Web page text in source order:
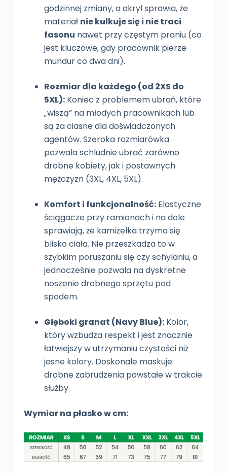
godzinnej zmiany, a akryl sprawia, że
materiał nie kulkuje się i nie traci
fasonu nawet przy częstym praniu (co
jest kluczowe, gdy pracownik pierze
mundur co dwa dni).
Rozmiar dla każdego (od 2XS do
5XL):Koniec z problemem ubrań, które
„wiszą” na młodych pracownikach lub
są za ciasne dla doświadczonych
agentów. Szeroka rozmiarówka
pozwala schludnie ubrać zarówno
drobne kobiety, jak i postawnych
mężczyzn (3XL, 4XL, 5XL).
Komfort i funkcjonalność:Elastyczne
ściągacze przy ramionach i na dole
sprawiają, że kamizelka trzyma się
blisko ciała. Nie przeszkadza to w
szybkim poruszaniu się czy schylaniu, a
jednocześnie pozwala na dyskretne
noszenie drobnego sprzętu pod
spodem.
Głęboki granat (Navy Blue):Kolor,
który wzbudza respekt i jest znacznie
łatwiejszy w utrzymaniu czystości niż
jasne kolory. Doskonale maskuje
drobne zabrudzenia powstałe w trakcie
służby.
Wymiar na płasko w cm: